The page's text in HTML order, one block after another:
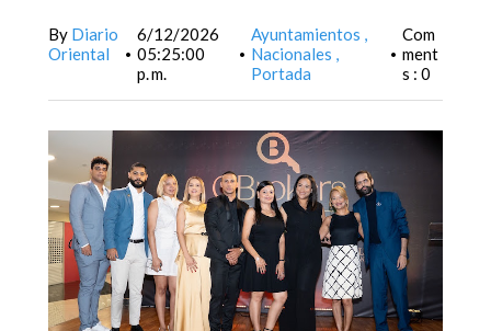
By Diario
Oriental
•
6/12/2026
05:25:00
p. m.
•
Ayuntamientos
Nacionales
Portada
•
Com
ment
s : 0